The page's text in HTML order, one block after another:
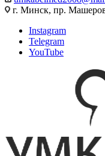
г. Минск, пр.
Instagram
Telegram
YouTube